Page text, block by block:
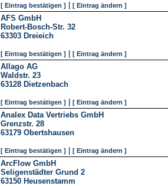
[ Eintrag bestätigen ] [ Eintrag ändern ]
AFS GmbH
Robert-Bosch-Str. 32
63303 Dreieich
[ Eintrag bestätigen ] [ Eintrag ändern ]
Allago AG
Waldstr. 23
63128 Dietzenbach
[ Eintrag bestätigen ] [ Eintrag ändern ]
Analex Data Vertriebs GmbH
Grenzstr. 28
63179 Obertshausen
[ Eintrag bestätigen ] [ Eintrag ändern ]
ArcFlow GmbH
Seligenstädter Grund 2
63150 Heusenstamm